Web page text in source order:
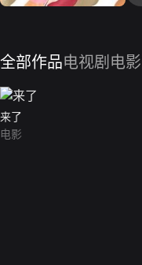
全部作品电视剧 电影
来了
电影